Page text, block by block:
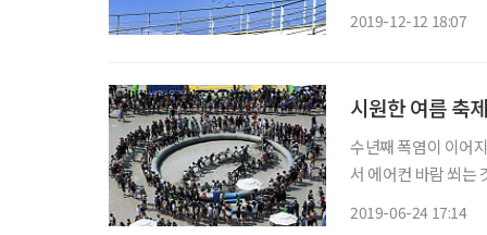
2019-12-12 18:07
시원한 여름 축
수년째 폭염이 이어
서 에어컨 바람 쐬는
2019-06-24 17:14